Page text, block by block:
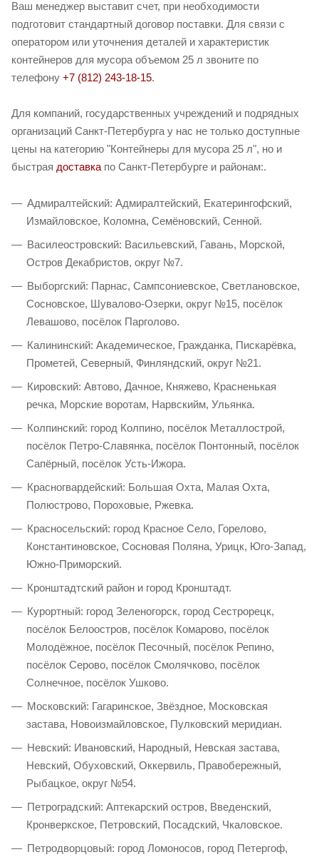
Ваш менеджер выставит счет, при необходимости
подготовит стандартный договор поставки. Для связи с
оператором или уточнения деталей и характеристик
контейнеров для мусора объемом 25 л звоните по
телефону +7 (812) 243-18-15.
Для компаний, государственных учреждений и подрядных
организаций Санкт-Петербурга у нас не только доступные
цены на категорию "Контейнеры для мусора 25 л", но и
быстрая доставка по Санкт-Петербурге и районам:.
Адмиралтейский: Адмиралтейский, Екатерингофский,
Измайловское, Коломна, Семёновский, Сенной.
Василеостровский: Васильевский, Гавань, Морской,
Остров Декабристов, округ №7.
Выборгский: Парнас, Сампсониевское, Светлановское,
Сосновское, Шувалово-Озерки, округ №15, посёлок
Левашово, посёлок Парголово.
Калининский: Академическое, Гражданка, Пискарёвка,
Прометей, Северный, Финляндский, округ №21.
Кировский: Автово, Дачное, Княжево, Красненькая
речка, Морские воротам, Нарвскийм, Ульянка.
Колпинский: город Колпино, посёлок Металлострой,
посёлок Петро-Славянка, посёлок Понтонный, посёлок
Сапёрный, посёлок Усть-Ижора.
Красногвардейский: Большая Охта, Малая Охта,
Полюстрово, Пороховые, Ржевка.
Красносельский: город Красное Село, Горелово,
Константиновское, Сосновая Поляна, Урицк, Юго-Запад,
Южно-Приморский.
Кронштадтский район и город Кронштадт.
Курортный: город Зеленогорск, город Сестрорецк,
посёлок Белоостров, посёлок Комарово, посёлок
Молодёжное, посёлок Песочный, посёлок Репино,
посёлок Серово, посёлок Смолячково, посёлок
Солнечное, посёлок Ушково.
Московский: Гагаринское, Звёздное, Московская
застава, Новоизмайловское, Пулковский меридиан.
Невский: Ивановский, Народный, Невская застава,
Невский, Обуховский, Оккервиль, Правобережный,
Рыбацкое, округ №54.
Петроградский: Аптекарский остров, Введенский,
Кронверкское, Петровский, Посадский, Чкаловское.
Петродворцовый: город Ломоносов, город Петергоф,